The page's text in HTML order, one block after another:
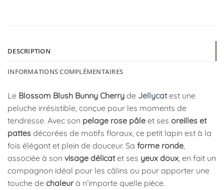
DESCRIPTION
INFORMATIONS COMPLÉMENTAIRES
Le Blossom Blush Bunny Cherry de Jellycatest une
peluche irrésistible, conçue pour les moments de
tendresse. Avec son pelage rose pâle et ses oreilles et
pattes décorées de motifs floraux, ce petit lapin est à la
fois élégant et plein de douceur. Sa forme ronde,
associée à son visage délicatet ses yeux doux, en fait un
compagnon idéal pour les câlins ou pour apporter une
touche de chaleurà n’importe quelle pièce.